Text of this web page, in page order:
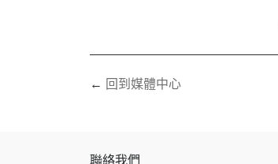
回到媒體中心
聯絡我們